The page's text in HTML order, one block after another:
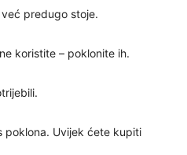
predugo stoje.
koristite – poklonite ih.
poklona. Uvijek ćete kupiti